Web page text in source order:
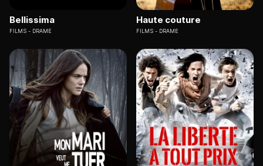
Bellissima
FILMS DRAME
Haute couture
FILMS DRAME